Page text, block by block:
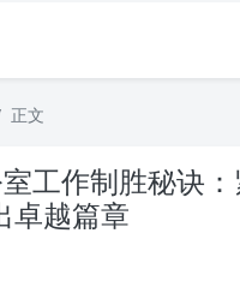
正文
工作制胜秘诀：
卓越篇章